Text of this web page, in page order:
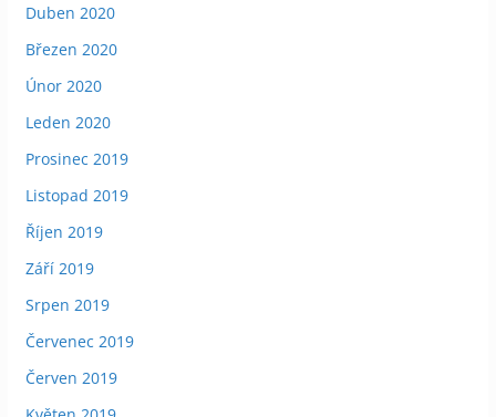
Duben 2020
Březen 2020
Únor 2020
Leden 2020
Prosinec 2019
Listopad 2019
Říjen 2019
Září 2019
Srpen 2019
Červenec 2019
Červen 2019